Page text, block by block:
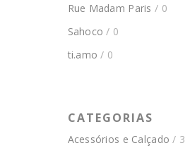
Rue Madam Paris / 0
Sahoco / 0
ti.amo / 0
CATEGORIAS
Acessórios e Calçado / 3